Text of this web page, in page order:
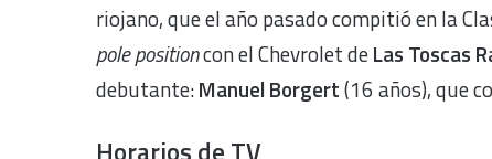
riojano, que el año pasado compitió en la
pole positioncon el Chevrolet deLas Toscas
debutante:Manuel Borgert(16 años), que
Horarios de TV